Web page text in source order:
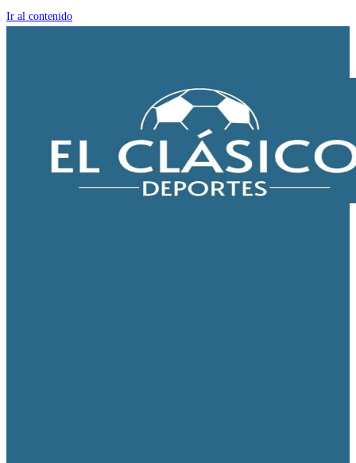
Ir al contenido